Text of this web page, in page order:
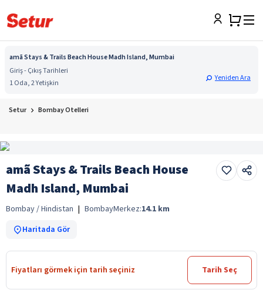
amã Stays & Trails Beach House Madh Island, Mumbai
Giriş - Çıkış Tarihleri
1 Oda, 2 Yetişkin
Yeniden Ara
Setur Bombay Otelleri
amã Stays & Trails Beach House
Madh Island, Mumbai
Bombay / Hindistan | BombayMerkez:14.1 km
Haritada Gör
Fiyatları görmek için tarih seçiniz Tarih Seç